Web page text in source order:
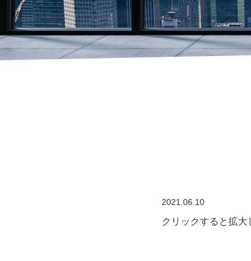
2021.06.10
クリックすると拡大